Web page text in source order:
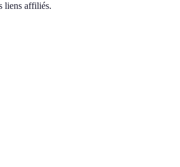
liens affiliés.